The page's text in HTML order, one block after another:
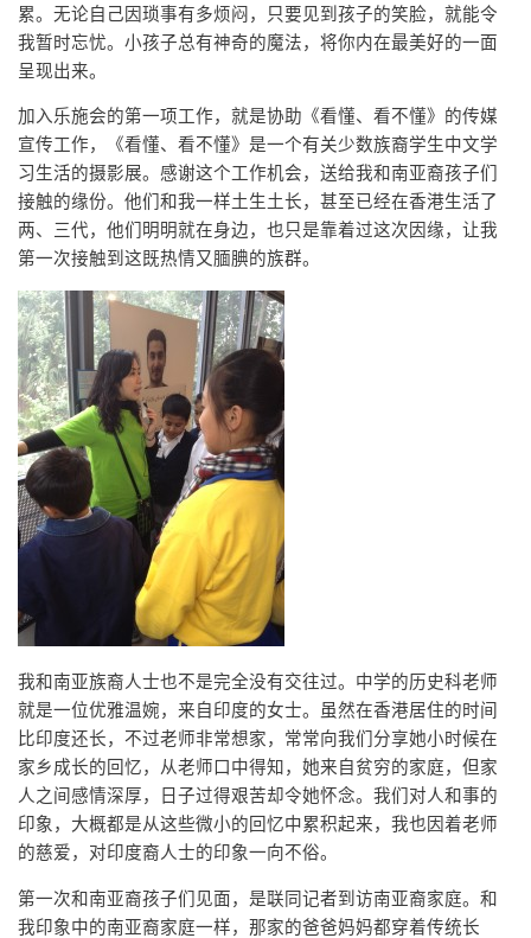
累。无论自己因琐事有多烦闷，只要见到孩子的笑脸，就能令
我暂时忘忧。小孩子总有神奇的魔法，将你内在最美好的一面
呈现出来。
加入乐施会的第一项工作，就是协助《看懂、看不懂》的传媒
宣传工作，《看懂、看不懂》是一个有关少数族裔学生中文学
习生活的摄影展。感谢这个工作机会，送给我和南亚裔孩子们
接触的缘份。他们和我一样土生土长，甚至已经在香港生活了
两、三代，他们明明就在身边，也只是靠着过这次因缘，让我
第一次接触到这既热情又腼腆的族群。
我和南亚族裔人士也不是完全没有交往过。中学的历史科老师
就是一位优雅温婉，来自印度的女士。虽然在香港居住的时间
比印度还长，不过老师非常想家，常常向我们分享她小时候在
家乡成长的回忆，从老师口中得知，她来自贫穷的家庭，但家
人之间感情深厚，日子过得艰苦却令她怀念。我们对人和事的
印象，大概都是从这些微小的回忆中累积起来，我也因着老师
的慈爱，对印度裔人士的印象一向不俗。
第一次和南亚裔孩子们见面，是联同记者到访南亚裔家庭。和
我印象中的南亚裔家庭一样，那家的爸爸妈妈都穿着传统长